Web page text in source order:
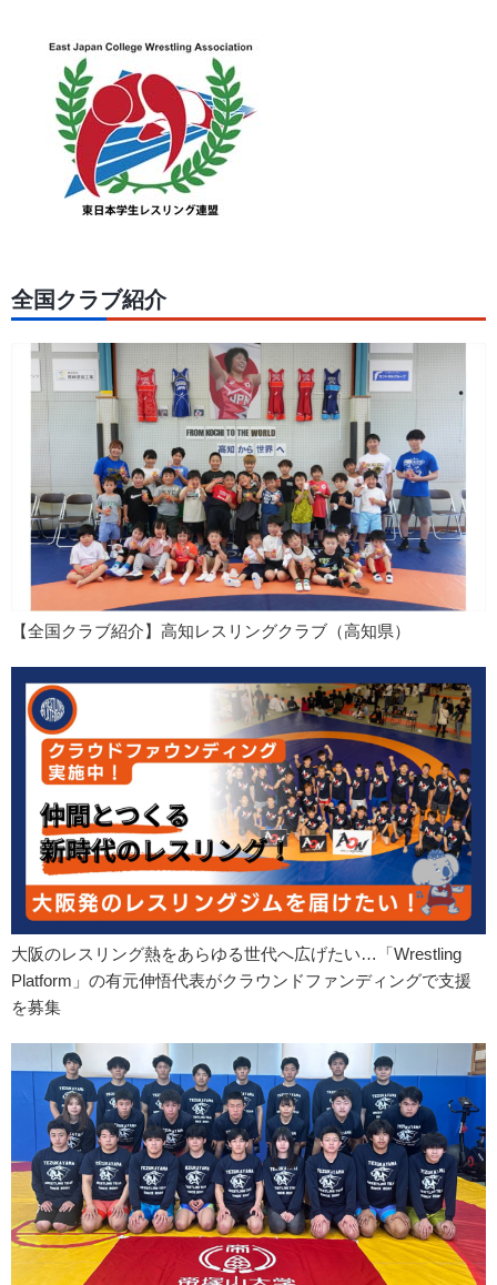
全国クラブ紹介
【全国クラブ紹介】高知レスリングクラブ（高知県）
大阪のレスリング熱をあらゆる世代へ広げたい…「Wrestling
Platform」の有元伸悟代表がクラウンドファンディングで支援
を募集